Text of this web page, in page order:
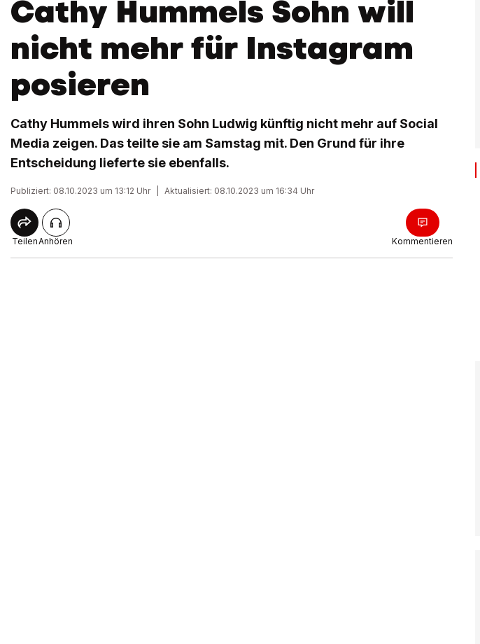
Cathy Hummels Sohn will
nicht mehr für Instagram
posieren
Cathy Hummels wird ihren Sohn Ludwig künftig nicht mehr auf Social
Media zeigen. Das teilte sie am Samstag mit. Den Grund für ihre
Entscheidung lieferte sie ebenfalls.
Publiziert: 08.10.2023 um 13:12 Uhr Aktualisiert: 08.10.2023 um 16:34 Uhr
TeilenAnhören Kommentieren